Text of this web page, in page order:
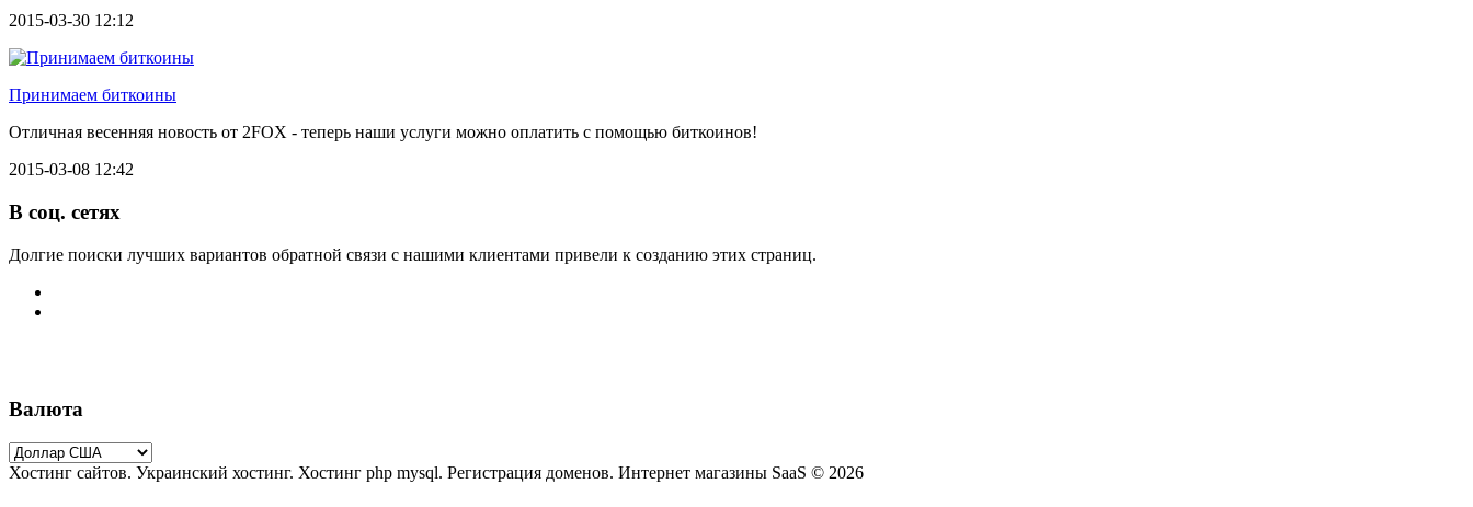
2015-03-30 12:12
Принимаем биткоины
Отличная весенняя новость от 2FOX - теперь наши услуги можно оплатить с помощью биткоинов!
2015-03-08 12:42
В соц. сетях
Долгие поиски лучших вариантов обратной связи с нашими клиентами привели к созданию этих страниц.
Валюта
Хостинг сайтов. Украинский хостинг. Хостинг php mysql. Регистрация доменов. Интернет магазины SaaS © 2026